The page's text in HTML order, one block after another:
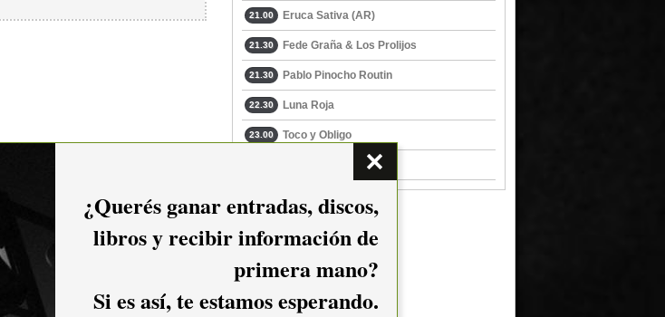
21.00 Eruca Sativa (AR)
21.30 Fede Graña & Los Prolijos
21.30 Pablo Pinocho Routin
22.30 Luna Roja
23.00 Toco y Obligo
¿Querés ganar entradas, discos,
libros y recibir información de
primera mano?
Si es así, te estamos esperando.